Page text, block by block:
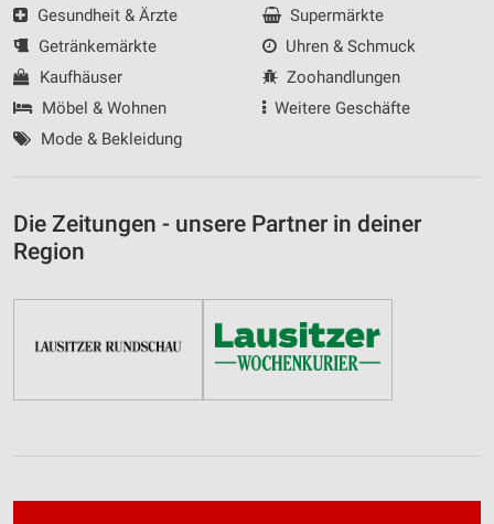
Gesundheit & Ärzte
Getränkemärkte
Kaufhäuser
Möbel & Wohnen
Mode & Bekleidung
Supermärkte
Uhren & Schmuck
Zoohandlungen
Weitere Geschäfte
Die Zeitungen - unsere Partner in deiner
Region